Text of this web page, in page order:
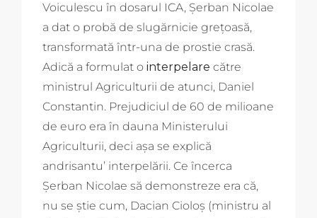
Voiculescu în dosarul ICA, Șerban Nicolae
a dat o probă de slugărnicie grețoasă,
transformată într-una de prostie crasă.
Adică a formulat o interpelare către
ministrul Agriculturii de atunci, Daniel
Constantin. Prejudiciul de 60 de milioane
de euro era în dauna Ministerului
Agriculturii, deci așa se explică
andrisantu’ interpelării. Ce încerca
Șerban Nicolae să demonstreze era că,
nu se știe cum, Dacian Cioloș (ministru al